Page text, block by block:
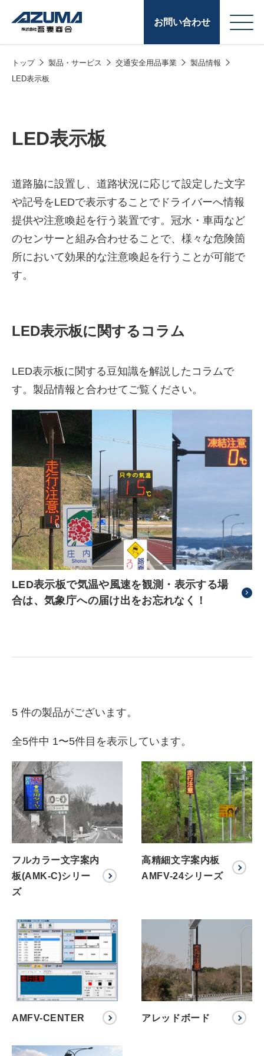
お問い合わせ
株式会社吾妻商会 会
社案内
株式会社吾妻製作所 会社案
内
製品・サービス
潤滑油
給油カード
(ガソリンカード)
コークス・鋳物
トップ 製品・サービス 交通安全用品事業
製品情報
LED表示板
LED表示板
道路脇に設置し、道路状況に応じて設定した文字
や記号をLEDで表示することでドライバーへ情報
提供や注意喚起を行う装置です。冠水・車両など
のセンサーと組み合わせることで、様々な危険箇
所において効果的な注意喚起を行うことが可能で
す。
LED表示板に関するコラム
LED表示板に関する豆知識を解説したコラムで
す。製品情報と合わせてご覧ください。
LED表示板で気温や風速を観測・表示する場
合は、気象庁への届け出をお忘れなく！
5 件の製品がございます。
全5件中 1〜5件目を表示しています。
フルカラー文字案内
板(AMK-C)シリー
ズ
高精細文字案内板
AMFV-24シリーズ
AMFV-CENTER アレッドボード